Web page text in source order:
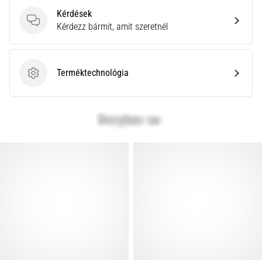
Kérdések
Kérdések
Kérdezz bármit, amit szeretnél
Terméktechnológia
Terméktechnológia